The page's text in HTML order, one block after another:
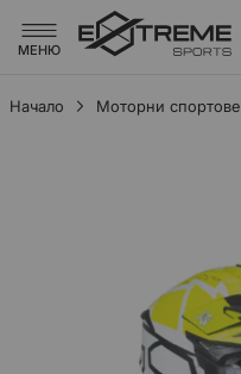
МЕНЮ
Начало Моторни спортове